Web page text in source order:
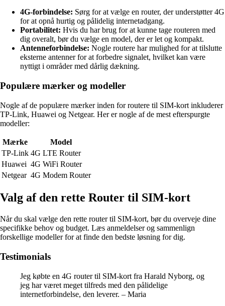
4G-forbindelse: Sørg for at vælge en router, der understøtter 4G
for at opnå hurtig og pålidelig internetadgang.
Portabilitet: Hvis du har brug for at kunne tage routeren med
dig overalt, bør du vælge en model, der er let og kompakt.
Antenneforbindelse: Nogle routere har mulighed for at tilslutte
eksterne antenner for at forbedre signalet, hvilket kan være
nyttigt i områder med dårlig dækning.
Populære mærker og modeller
Nogle af de populære mærker inden for routere til SIM-kort inkluderer
TP-Link, Huawei og Netgear. Her er nogle af de mest efterspurgte
modeller:
Mærke
Model
TP-Link 4G LTE Router
Huawei 4G WiFi Router
Netgear 4G Modem Router
Valg af den rette Router til SIM-kort
Når du skal vælge den rette router til SIM-kort, bør du overveje dine
specifikke behov og budget. Læs anmeldelser og sammenlign
forskellige modeller for at finde den bedste løsning for dig.
Testimonials
Jeg købte en 4G router til SIM-kort fra Harald Nyborg, og
jeg har været meget tilfreds med den pålidelige
internetforbindelse, den leverer. – Maria